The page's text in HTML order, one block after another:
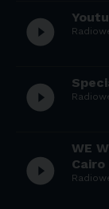
play_circle_filled
play_circle_filled
play_circle_filled
WE